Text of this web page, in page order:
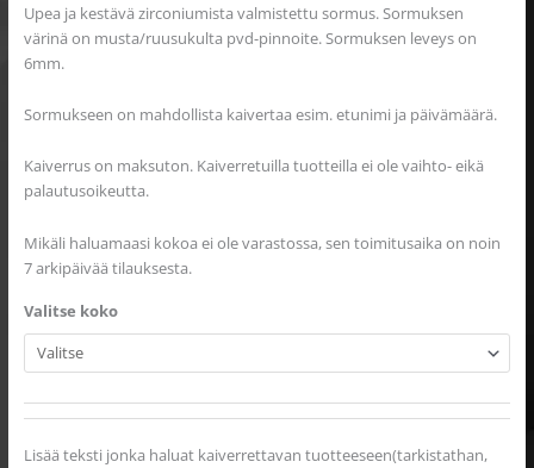
Upea ja kestävä zirconiumista valmistettu sormus. Sormuksen
värinä on musta/ruusukulta pvd-pinnoite. Sormuksen leveys on
6mm.
Sormukseen on mahdollista kaivertaa esim. etunimi ja päivämäärä.
Kaiverrus on maksuton. Kaiverretuilla tuotteilla ei ole vaihto- eikä
palautusoikeutta.
Mikäli haluamaasi kokoa ei ole varastossa, sen toimitusaika on noin
7 arkipäivää tilauksesta.
Valitse koko
Lisää teksti jonka haluat kaiverrettavan tuotteeseen(tarkistathan,